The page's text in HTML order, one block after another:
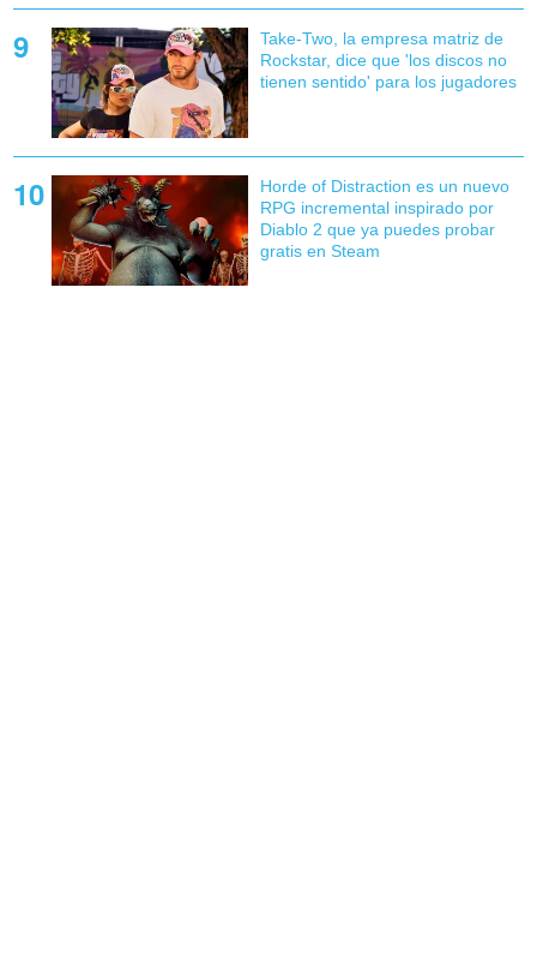
Take-Two, la empresa matriz de
Rockstar, dice que 'los discos no
tienen sentido' para los jugadores
Horde of Distraction es un nuevo
RPG incremental inspirado por
Diablo 2 que ya puedes probar
gratis en Steam